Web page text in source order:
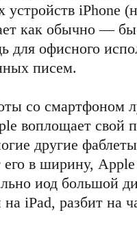
устройств iPhone
как обычно —
для офисного
писем.
со смартфоном
воплощает свой
другие
в ширину,
иод большой
iPad, разбит на